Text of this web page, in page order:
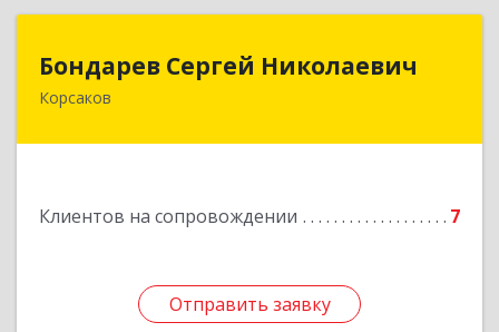
Бондарев Сергей Николаевич
Корсаков
Клиентов на сопровождении 7
Отправить заявку
Бондарев Сергей Николаевич
Отправить заявку